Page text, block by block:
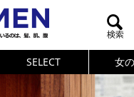
SELECT 女